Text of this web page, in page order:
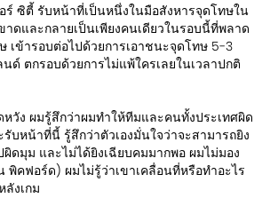
ร์ ซิตี้ รับหน้าที่เป็นหนึ่งในมือสังหารจุดโทษใน
ดและกลายเป็นเพียงคนเดียวในรอบนี้ที่พลาด
เข้ารอบต่อไปด้วยการเอาชนะจุดโทษ 5-3
ด์ ตกรอบด้วยการไม่แพ้ใครเลยในเวลาปกติ
หวัง ผมรู้สึกว่าผมทำให้ทีมและคนทั้งประเทศผิด
บหน้าที่นี้ รู้สึกว่าตัวเองมั่นใจว่าจะสามารถยิง
ดมุม และไม่ได้ยิงเฉียบคมมากพอ ผมไม่มอง
พิคฟอร์ด) ผมไม่รู้ว่าเขาเคลื่อนที่หรือทำอะไร
ลังเกม